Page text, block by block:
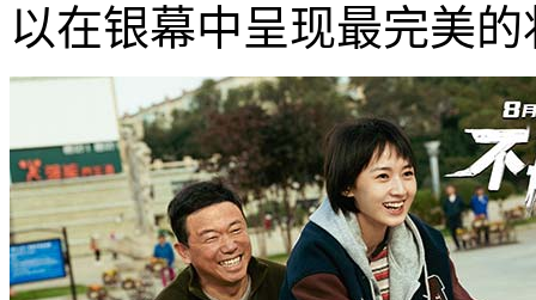
以在银幕中呈现最完美